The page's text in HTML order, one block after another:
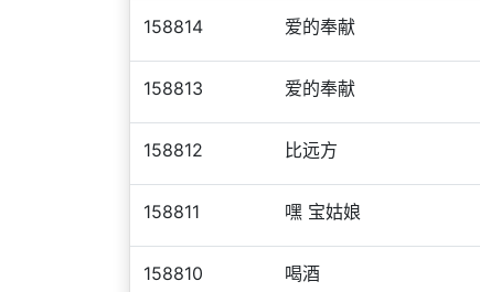
158814 爱的奉献
158813 爱的奉献
158812 比远方
158811 嘿 宝姑娘
158810 喝酒